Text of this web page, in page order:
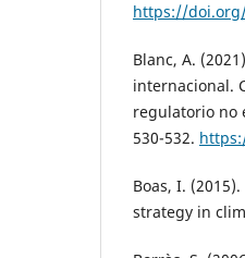
https://doi.org/
Blanc, A.
internacional.
regulatorio no
530-532.
Boas, I.
strategy in